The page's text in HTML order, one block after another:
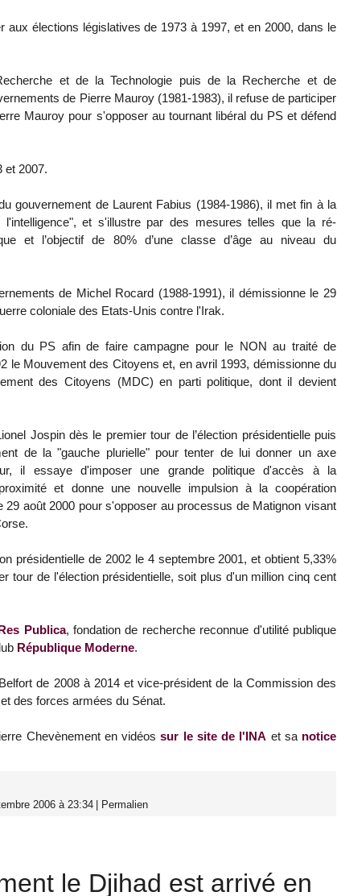
aux élections législatives de 1973 à 1997, et en 2000, dans le
et de la Technologie puis de la Recherche et de
de Pierre Mauroy (1981-1983), il refuse de participer
Mauroy pour s'opposer au tournant libéral du PS et défend
et 2007.
gouvernement de Laurent Fabius (1984-1986), il met fin à la
et s'illustre par des mesures telles que la ré-
et l’objectif de 80% d’une classe d’âge au niveau du
de Michel Rocard (1988-1991), il démissionne le 29
coloniale des Etats-Unis contre l'Irak.
du PS afin de faire campagne pour le NON au traité de
le Mouvement des Citoyens et, en avril 1993, démissionne du
des Citoyens (MDC) en parti politique, dont il devient
Jospin dès le premier tour de l’élection présidentielle puis
de la "gauche plurielle" pour tenter de lui donner un axe
il essaye d'imposer une grande politique d'accès à la
et donne une nouvelle impulsion à la coopération
29 août 2000 pour s'opposer au processus de Matignon visant
présidentielle de 2002 le 4 septembre 2001, et obtient 5,33%
tour de l'élection présidentielle, soit plus d'un million cinq cent
Publica, fondation de recherche reconnue d'utilité publique
République Moderne.
de 2008 à 2014 et vice-président de la Commission des
des forces armées du Sénat.
Chevènement en vidéossur le site de l'INA et sa notice
2006 à 23:34
Permalien
le Djihad est arrivé en